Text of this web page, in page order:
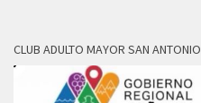
CLUB ADULTO MAYOR SAN ANTONIO